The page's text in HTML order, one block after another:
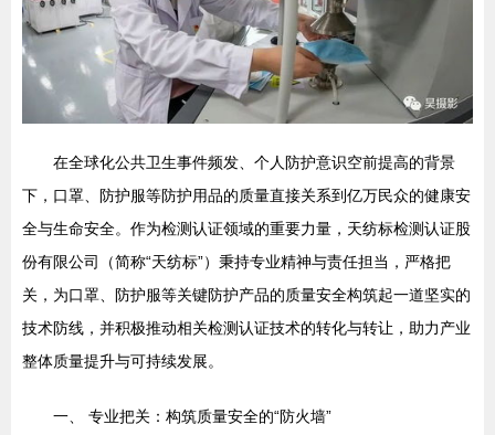
在全球化公共卫生事件频发、个人防护意识空前提高的背景
下，口罩、防护服等防护用品的质量直接关系到亿万民众的健康安
全与生命安全。作为检测认证领域的重要力量，天纺标检测认证股
份有限公司（简称“天纺标”）秉持专业精神与责任担当，严格把
关，为口罩、防护服等关键防护产品的质量安全构筑起一道坚实的
技术防线，并积极推动相关检测认证技术的转化与转让，助力产业
整体质量提升与可持续发展。
一、 专业把关：构筑质量安全的“防火墙”